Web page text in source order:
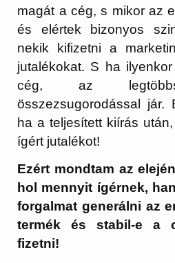
magát a cég, s mikor az
és elértek bizonyos
nekik kifizetni a
jutalékokat. S ha
cég, az
összezsugorodással
ha a teljesített kiírás
ígért jutalékot!
Ezért mondtam az
hol mennyit ígérnek,
forgalmat generálni az
termék és stabil-e a
fizetni!